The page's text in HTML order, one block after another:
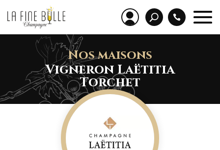
Nos maisons
Vigneron Laëtitia
Torchet